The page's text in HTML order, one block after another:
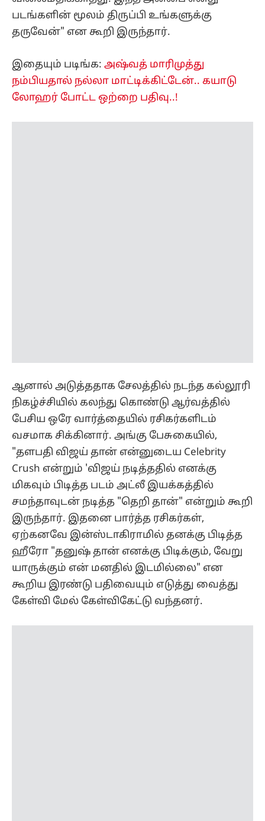
Crush என்றும் 'விஜய் நடித்ததில் எனக்கு
மிகவும் பிடித்த படம் அட்லீ இயக்கத்தில்
சமந்தாவுடன் நடித்த "தெறி தான்" என்றும் கூறி
இருந்தார். இதனை பார்த்த ரசிகர்கள்,
ஏற்கனவே இன்ஸ்டாகிராமில் தனக்கு பிடித்த
ஹீரோ "தனுஷ் தான் எனக்கு பிடிக்கும், வேறு
யாருக்கும் என் மனதில் இடமில்லை" என
கூறிய இரண்டு பதிவையும் எடுத்து வைத்து
கேள்வி மேல் கேள்விகேட்டு வந்தனர்.